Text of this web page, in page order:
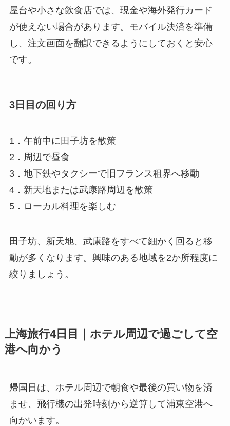
屋台や小さな飲食店では、現金や海外発行カード
が使えない場合があります。モバイル決済を準備
し、注文画面を翻訳できるようにしておくと安心
です。
3日目の回り方
1．午前中に田子坊を散策
2．周辺で昼食
3．地下鉄やタクシーで旧フランス租界へ移動
4．新天地または武康路周辺を散策
5．ローカル料理を楽しむ
田子坊、新天地、武康路をすべて細かく回ると移
動が多くなります。興味のある地域を2か所程度に
絞りましょう。
上海旅行4日目｜ホテル周辺で過ごして空
港へ向かう
帰国日は、ホテル周辺で朝食や最後の買い物を済
ませ、飛行機の出発時刻から逆算して浦東空港へ
向かいます。